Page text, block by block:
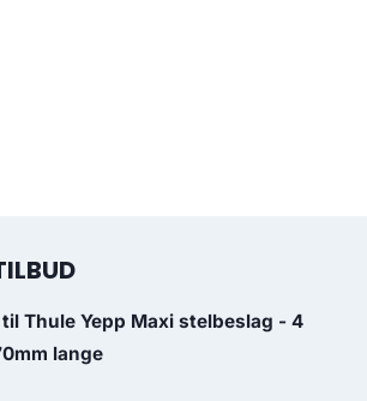
Thule Yepp Maxi stelbeslag - 4
lange